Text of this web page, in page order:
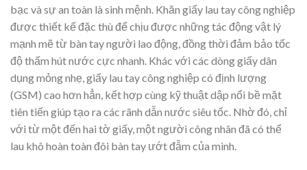
bạc và sự an toàn là sinh mệnh. Khăn giấy lau tay công nghiệp
được thiết kế đặc thù để chịu được những tác động vật lý
mạnh mẽ từ bàn tay người lao động, đồng thời đảm bảo tốc
độ thấm hút nước cực nhanh. Khác với các dòng giấy dân
dụng mỏng nhẹ, giấy lau tay công nghiệp có định lượng
(GSM) cao hơn hẳn, kết hợp cùng kỹ thuật dập nổi bề mặt
tiên tiến giúp tạo ra các rãnh dẫn nước siêu tốc. Nhờ đó, chỉ
với từ một đến hai tờ giấy, một người công nhân đã có thể
lau khô hoàn toàn đôi bàn tay ướt đẫm của mình.